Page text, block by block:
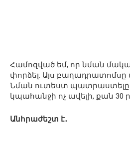
Համոզված եմ, որ նման
փորձել: Այս
Նման ուտեստ պատրաստելը
կպահանջի ոչ ավելի, քան 30
Անհրաժեշտ է․